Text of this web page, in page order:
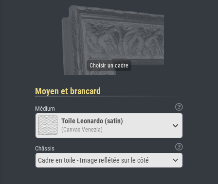
Moyen et brancard
Médium
Toile Leonardo (satin)
(Canvas Venezia)
Châssis
Cadre en toile - Image reflétée sur le côté